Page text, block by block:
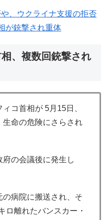
、ウクライナ支援の拒否
が銃撃され重体
、複数回銃撃され
コ首相が 5月15日、
生命の危険にさらされ
の会議後に発生し
病院に搬送され、そ
ロ離れたバンスカー・